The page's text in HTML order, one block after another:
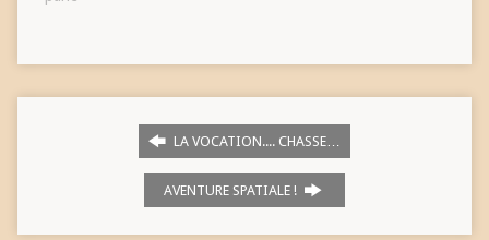
LA VOCATION.... CHASSE…
AVENTURE SPATIALE !